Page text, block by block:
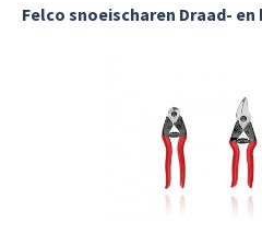
Felco snoeischaren Draad-